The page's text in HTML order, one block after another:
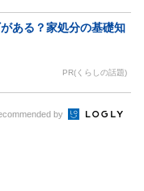
ある？家処分の基礎知
PR(くらしの話題)
by